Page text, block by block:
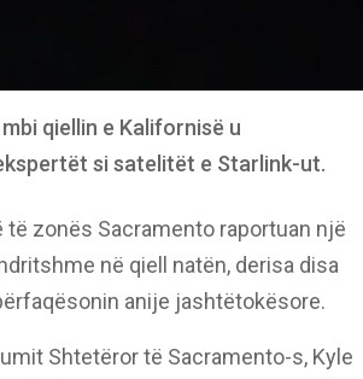
qiellin e Kalifornisë u
si satelitët e Starlink-ut.
të zonës Sacramento raportuan një
në qiell natën, derisa disa
anije jashtëtokësore.
Shtetëror të Sacramento-s, Kyle